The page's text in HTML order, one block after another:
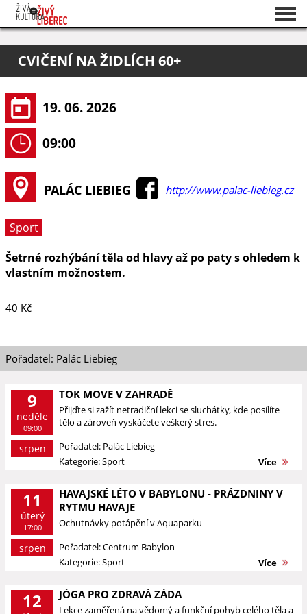
O projektu
Pořadatelé
CVIČENÍ NA ŽIDLÍCH 60+
19. 06. 2026
09:00
PALÁC LIEBIEG http://www.palac-liebieg.cz
Sport
Šetrné rozhýbání těla od hlavy až po paty s ohledem k
vlastním možnostem.
40 Kč
Pořadatel: Palác Liebieg
9
neděle
09:00
srpen
TOK MOVE V ZAHRADĚ
Přijďte si zažít netradiční lekci se sluchátky, kde posílíte
tělo a zároveň vyskáčete veškerý stres.
Pořadatel: Palác Liebieg
Kategorie: Sport
Více
11
úterý
17:00
srpen
HAVAJSKÉ LÉTO V BABYLONU - PRÁZDNINY V
RYTMU HAVAJE
Ochutnávky potápění v Aquaparku
Pořadatel: Centrum Babylon
Kategorie: Sport
Více
12 JÓGA PRO ZDRAVÁ ZÁDA
Lekce zaměřená na vědomý a funkční pohyb celého těla a